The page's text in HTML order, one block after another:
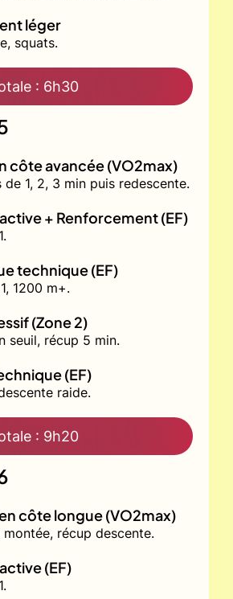
léger
squats.
: 6h30
côte avancée (VO2max)
de 1, 2, 3 min puis redescente.
+ Renforcement (EF)
technique (EF)
1200 m+.
(Zone 2)
seuil, récup 5 min.
(EF)
raide.
: 9h20
côte longue (VO2max)
récup descente.
(EF)